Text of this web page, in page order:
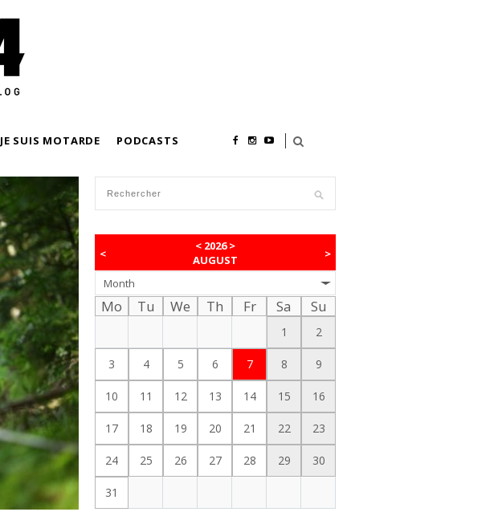
JE SUIS MOTARDE PODCASTS
<
< 2026>
AUGUST
>
Month
Mo Tu We Th Fr Sa Su
1 2
3 4 5 6 7 8 9
10 11 12 13 14 15 16
17 18 19 20 21 22 23
24 25 26 27 28 29 30
31